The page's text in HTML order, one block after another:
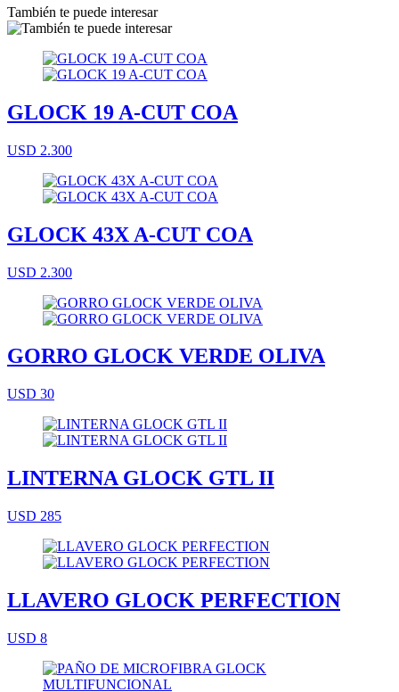
También te puede interesar
GLOCK 19 A-CUT COA
USD 2.300
GLOCK 43X A-CUT COA
USD 2.300
GORRO GLOCK VERDE OLIVA
USD 30
LINTERNA GLOCK GTL II
USD 285
LLAVERO GLOCK PERFECTION
USD 8